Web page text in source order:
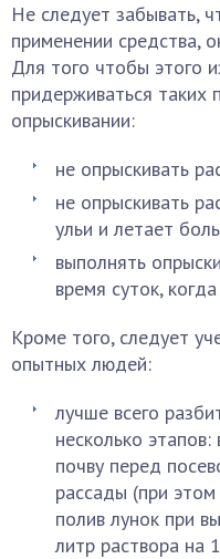
Не следует забывать,
применении средства,
Для того чтобы этого
придерживаться таких
опрыскивании:
не опрыскивать
не опрыскивать
ульи и летает
выполнять
время суток,
Кроме того, следует
опытных людей:
лучше всего
несколько
почву перед
рассады (при
полив лунок при
литр раствора на